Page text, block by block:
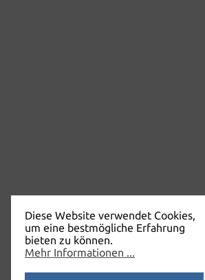
Diese Website verwendet Cookies,
um eine bestmögliche Erfahrung
bieten zu können.
Mehr Informationen ...